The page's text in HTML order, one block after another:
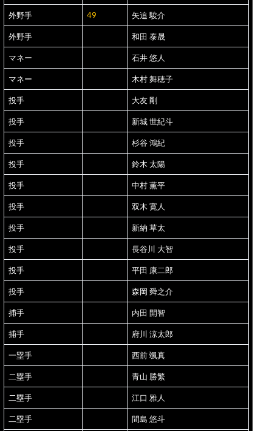
外野手 49 矢追 駿介
外野手 和田 泰晟
マネー 石井 悠人
マネー 木村 舞穂子
投手 大友 剛
投手 新城 世紀斗
投手 杉谷 鴻紀
投手 鈴木 太陽
投手 中村 薫平
投手 双木 寛人
投手 新納 草太
投手 長谷川 大智
投手 平田 康二郎
投手 森岡 舜之介
捕手 内田 開智
捕手 府川 涼太郎
一塁手 西前 颯真
二塁手 青山 勝繁
二塁手 江口 雅人
二塁手 間島 悠斗